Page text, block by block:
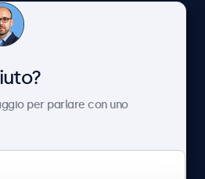
Clienti
per parlare con uno